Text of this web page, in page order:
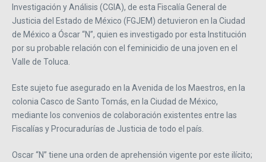
Investigación y Análisis (CGIA), de esta Fiscalía General de
Justicia del Estado de México (FGJEM) detuvieron en la Ciudad
de México a Óscar “N”, quien es investigado por esta Institución
por su probable relación con el feminicidio de una joven en el
Valle de Toluca.
Este sujeto fue asegurado en la Avenida de los Maestros, en la
colonia Casco de Santo Tomás, en la Ciudad de México,
mediante los convenios de colaboración existentes entre las
Fiscalías y Procuradurías de Justicia de todo el país.
Oscar “N” tiene una orden de aprehensión vigente por este ilícito;